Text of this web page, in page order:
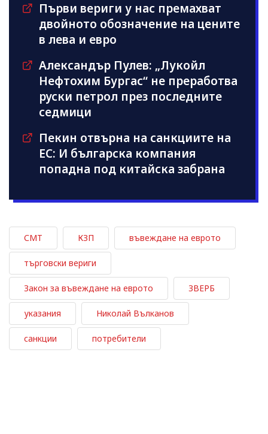
Първи вериги у нас премахват
двойното обозначение на цените
в лева и евро
Александър Пулев: „Лукойл
Нефтохим Бургас“ не преработва
руски петрол през последните
седмици
Пекин отвърна на санкциите на
ЕС: И българска компания
попадна под китайска забрана
СМТ КЗП въвеждане на еврото
търговски вериги
Закон за въвеждане на еврото ЗВЕРБ
указания Николай Вълканов
санкции потребители